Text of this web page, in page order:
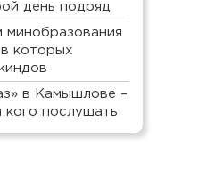
день подряд
минобразования
которых
в Камышлове –
кого послушать